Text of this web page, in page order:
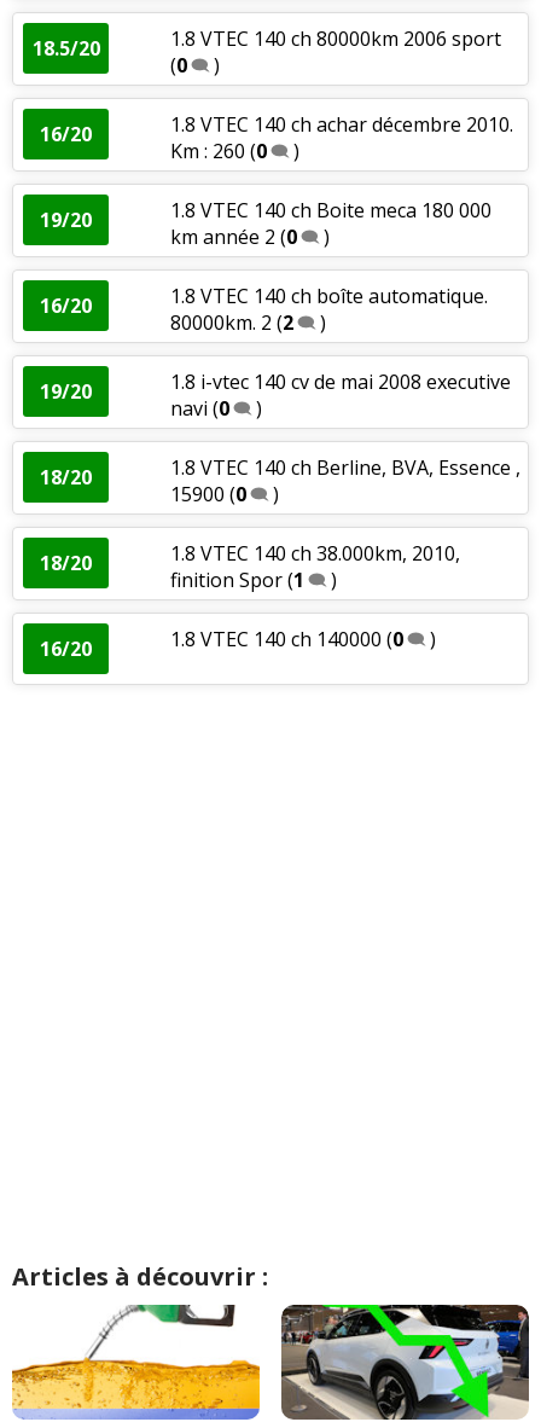
18.5/20
1.8 VTEC 140 ch 80000km 2006 sport
(0 )
16/20
1.8 VTEC 140 ch achar décembre 2010.
Km : 260 (0 )
19/20
1.8 VTEC 140 ch Boite meca 180 000
km année 2 (0 )
16/20
1.8 VTEC 140 ch boîte automatique.
80000km. 2 (2 )
19/20
1.8 i-vtec 140 cv de mai 2008 executive
navi (0 )
18/20
1.8 VTEC 140 ch Berline, BVA, Essence ,
15900 (0 )
18/20
1.8 VTEC 140 ch 38.000km, 2010,
finition Spor(1 )
16/20 1.8 VTEC 140 ch 140000 (0 )
Articles à découvrir :